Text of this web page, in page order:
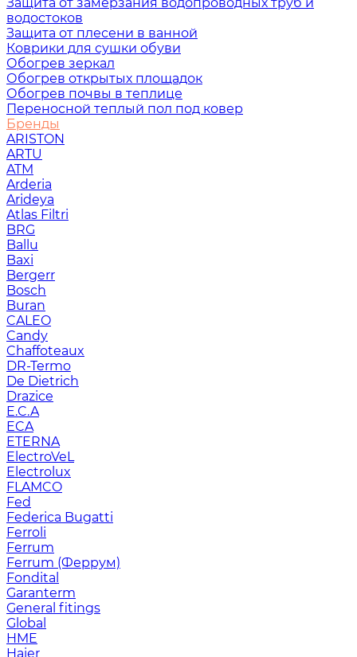
водостоков
Защита от плесени в ванной
Коврики для сушки обуви
Обогрев зеркал
Обогрев открытых площадок
Обогрев почвы в теплице
Переносной теплый пол под ковер
Бренды
ARISTON
ARTU
ATM
Arderia
Arideya
Atlas Filtri
BRG
Ballu
Baxi
Bergerr
Bosch
Buran
CALEO
Candy
Chaffoteaux
DR-Termo
De Dietrich
Drazice
E.C.A
ECA
ETERNA
ElectroVeL
Electrolux
FLAMCO
Fed
Federica Bugatti
Ferroli
Ferrum
Ferrum (Феррум)
Fondital
Garanterm
General fitings
Global
HME
Haier